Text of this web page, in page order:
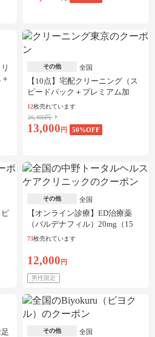
その他 全国
【10点】宅配クリーニング（ス
ピードパック＋プレミアム加
工）
12枚売れています
26,400円
13,000 円 50%OFF
ピ
その他 全国
【オンライン診療】ED治療薬
（バルデナフィル）20mg（15
錠）※初診料、送料込
73枚売れています
12,000 円
男性限定
その他 全国